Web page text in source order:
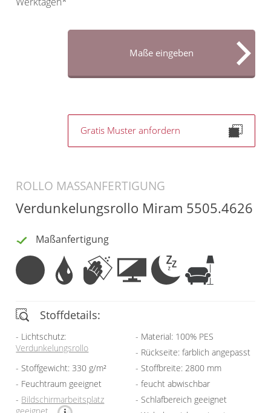
ROLLO MASSANFERTIGUNG
Verdunkelungsrollo Miram 5505.4626
Maßanfertigung
Stoffdetails:
Lichtschutz:
Verdunkelungsrollo
Material: 100% PES
Rückseite: farblich angepasst
Stoffgewicht: 330 g/m²
Stoffbreite: 2800 mm
Feuchtraum geeignet
feucht abwischbar
Bildschirmarbeitsplatz
Schlafbereich geeignet
Maße eingeben
Gratis Muster anfordern